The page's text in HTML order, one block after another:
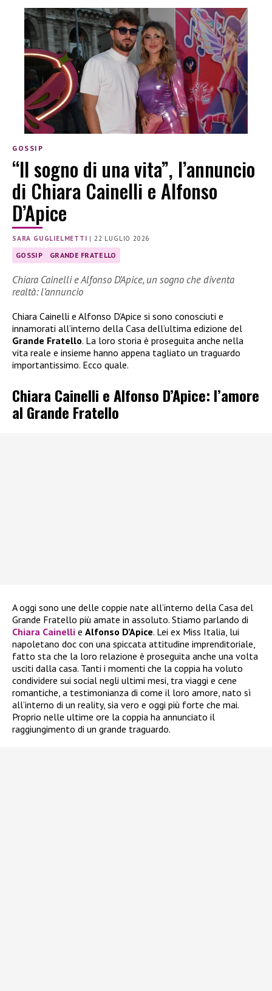
GOSSIP
“Il sogno di una vita”, l’annuncio
di Chiara Cainelli e Alfonso
D’Apice
SARA GUGLIELMETTI |22 LUGLIO 2026
GOSSIP GRANDE FRATELLO
Chiara Cainelli e Alfonso D’Apice, un sogno che diventa
realtà: l’annuncio
Chiara Cainelli e Alfonso D’Apice si sono conosciuti e
innamorati all’interno della Casa dell’ultima edizione del
Grande Fratello. La loro storia è proseguita anche nella
vita reale e insieme hanno appena tagliato un traguardo
importantissimo. Ecco quale.
Chiara Cainelli e Alfonso D’Apice: l’amore
al Grande Fratello
A oggi sono une delle coppie nate all’interno della Casa del
Grande Fratello più amate in assoluto. Stiamo parlando di
Chiara Cainelli e Alfonso D’Apice. Lei ex Miss Italia, lui
napoletano doc con una spiccata attitudine imprenditoriale,
fatto sta che la loro relazione è proseguita anche una volta
usciti dalla casa. Tanti i momenti che la coppia ha voluto
condividere sui social negli ultimi mesi, tra viaggi e cene
romantiche, a testimonianza di come il loro amore, nato sì
all’interno di un reality, sia vero e oggi più forte che mai.
Proprio nelle ultime ore la coppia ha annunciato il
raggiungimento di un grande traguardo.